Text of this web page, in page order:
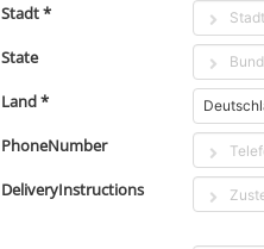
Stadt *
State
Land *
PhoneNumber
DeliveryInstructions